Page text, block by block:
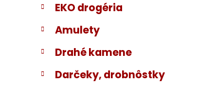
EKO drogéria
Amulety
Drahé kamene
Darčeky, drobnôstky